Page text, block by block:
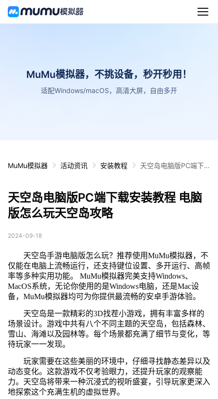
MuMu模拟器，不挑设备，秒开秒用！
适配Windows/macOS，高清大屏，自由多开
MuMu模拟器 活动资讯 安装教程
天空岛电脑版PC端下
天空岛电脑版PC端下载安装教程 电脑
版怎么玩天空岛攻略
2024-09-18
天空岛手游电脑版怎么玩？推荐使用MuMu模拟器，不
仅能在电脑上流畅运行，还支持键位设置、多开运行、高帧
率等多种实用功能。 MuMu模拟器完美支持Windows、
MacOS系统，无论你使用的是Windows电脑，还是Mac设
备，MuMu模拟器均可为你提供最流畅的安卓手游体验。
天空岛是一款精彩的3D找茬小游戏，拥有丰富多样的
场景设计。游戏中共有八个不同主题的天空岛，包括森林、
雪山、海滩以及园林等。每个场景都充满了细节与变化，等
待玩家一一发现。
玩家需要在这些美丽的环境中，仔细寻找静态差异以及
动态变化。这款游戏不仅考验眼力，还提升玩家的观察能
力。天空岛将带来一种沉浸式的视听盛宴，引导玩家更深入
地探索这个充满生机的虚拟世界。